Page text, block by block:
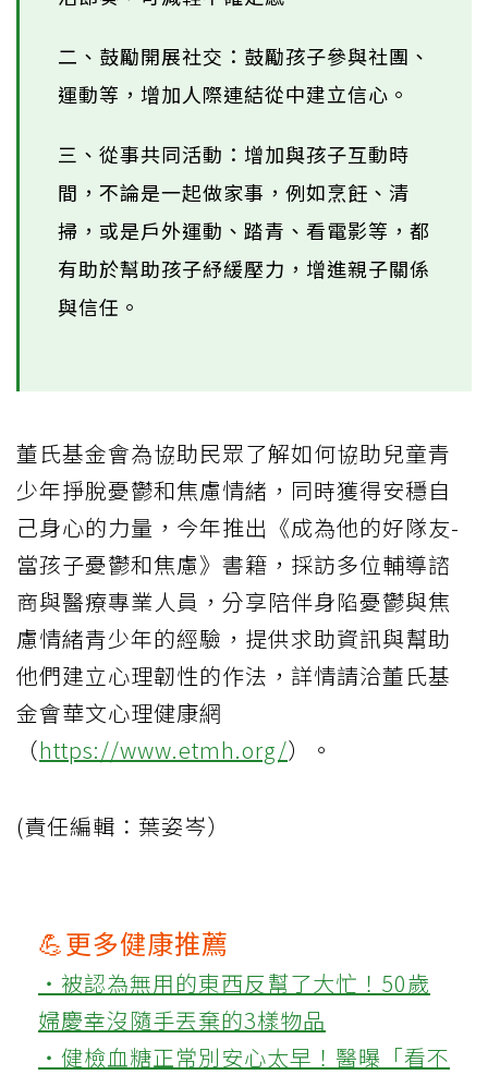
二、鼓勵開展社交：鼓勵孩子參與社團、
運動等，增加人際連結從中建立信心。
三、從事共同活動：增加與孩子互動時
間，不論是一起做家事，例如烹飪、清
掃，或是戶外運動、踏青、看電影等，都
有助於幫助孩子紓緩壓力，增進親子關係
與信任。
董氏基金會為協助民眾了解如何協助兒童青
少年掙脫憂鬱和焦慮情緒，同時獲得安穩自
己身心的力量，今年推出《成為他的好隊友-
當孩子憂鬱和焦慮》書籍，採訪多位輔導諮
商與醫療專業人員，分享陪伴身陷憂鬱與焦
慮情緒青少年的經驗，提供求助資訊與幫助
他們建立心理韌性的作法，詳情請洽董氏基
金會華文心理健康網
（https://www.etmh.org/）。
(責任編輯：葉姿岑）
💪更多健康推薦
‧被認為無用的東西反幫了大忙！50歲
婦慶幸沒隨手丟棄的3樣物品
‧健檢血糖正常別安心太早！醫曝「看不